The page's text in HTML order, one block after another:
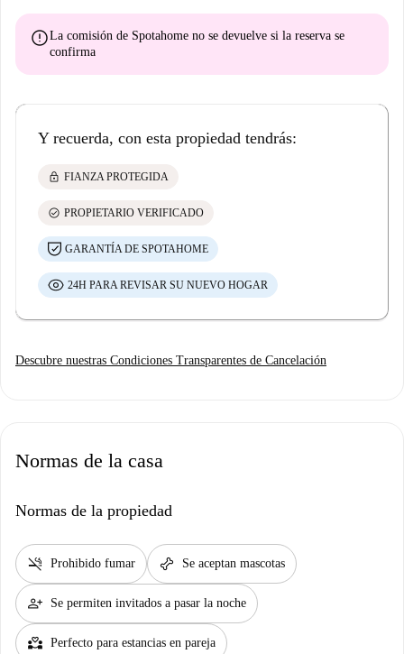
errorLa comisión de Spotahome no se devuelve si la reserva se
confirma
Y recuerda, con esta propiedad tendrás:
lock FIANZA PROTEGIDA
check_circle PROPIETARIO VERIFICADO
GARANTÍA DE SPOTAHOME
24H PARA REVISAR SU NUEVO HOGAR
Descubre nuestras Condiciones Transparentes de Cancelación
Normas de la casa
Normas de la propiedad
smoke_free Prohibido fumar pet_supplies Se aceptan mascotas
person_add Se permiten invitados a pasar la noche
partner_heart Perfecto para estancias en pareja